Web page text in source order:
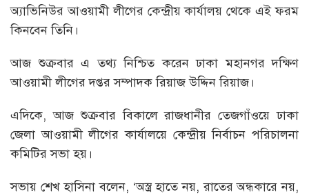
অ্যাভিনিউর আওয়ামী লীগের কেন্দ্রীয় কার্যালয় থেকে এই ফরম
কিনবেন তিনি।
আজ শুক্রবার এ তথ্য নিশ্চিত করেন ঢাকা মহানগর দক্ষিণ
আওয়ামী লীগের দপ্তর সম্পাদক রিয়াজ উদ্দিন রিয়াজ।
এদিকে, আজ শুক্রবার বিকালে রাজধানীর তেজগাঁওয়ে ঢাকা
জেলা আওয়ামী লীগের কার্যালয়ে কেন্দ্রীয় নির্বাচন পরিচালনা
কমিটির সভা হয়।
সভায় শেখ হাসিনা বলেন, ‘অস্ত্র হাতে নয়, রাতের অন্ধকারে নয়,